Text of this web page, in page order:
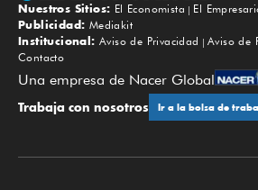
Nuestros Sitios: El Economista El
Publicidad: Mediakit
Institucional: Aviso de Privacidad
Aviso de
Contacto
Una empresa de Nacer Global
Trabaja con nosotros Ir a la bolsa de